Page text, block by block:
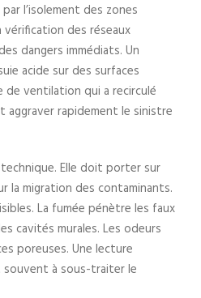
l’isolement des zones
des réseaux
dangers immédiats. Un
acide sur des surfaces
de ventilation qui a recirculé
aggraver rapidement le sinistre
Elle doit porter sur
la migration des contaminants.
La fumée pénètre les faux
cavités murales. Les odeurs
poreuses. Une lecture
à sous-traiter le